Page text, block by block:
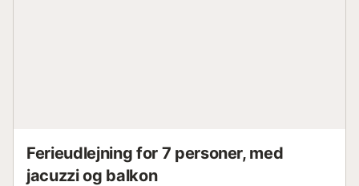
Ferieudlejning for 7 personer, med
jacuzzi og balkon